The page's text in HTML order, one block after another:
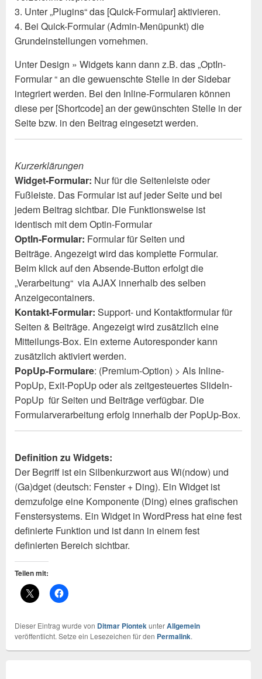
3. Unter „Plugins“ das [Quick-Formular] aktivieren.
4. Bei Quick-Formular (Admin-Menüpunkt) die
Grundeinstellungen vornehmen.
Unter Design » Widgets kann dann z.B. das „OptIn-
Formular “ an die gewuenschte Stelle in der Sidebar
integriert werden. Bei den Inline-Formularen können
diese per [Shortcode] an der gewünschten Stelle in der
Seite bzw. in den Beitrag eingesetzt werden.
Kurzerklärungen
Widget-Formular: Nur für die Seitenleiste oder
Fußleiste. Das Formular ist auf jeder Seite und bei
jedem Beitrag sichtbar. Die Funktionsweise ist
identisch mit dem Optin-Formular
OptIn-Formular: Formular für Seiten und
Beiträge. Angezeigt wird das komplette Formular.
Beim klick auf den Absende-Button erfolgt die
„Verarbeitung“ via AJAX innerhalb des selben
Anzeigecontainers.
Kontakt-Formular: Support- und Kontaktformular für
Seiten & Beiträge. Angezeigt wird zusätzlich eine
Mitteilungs-Box. Ein externe Autoresponder kann
zusätzlich aktiviert werden.
PopUp-Formulare: (Premium-Option) > Als Inline-
PopUp, Exit-PopUp oder als zeitgesteuertes SlideIn-
PopUp für Seiten und Beiträge verfügbar. Die
Formularverarbeitung erfolg innerhalb der PopUp-Box.
Definition zu Widgets:
Der Begriff ist ein Silbenkurzwort aus Wi(ndow) und
(Ga)dget (deutsch: Fenster + Ding). Ein Widget ist
demzufolge eine Komponente (Ding) eines grafischen
Fenstersystems. Ein Widget in WordPress hat eine fest
definierte Funktion und ist dann in einem fest
definierten Bereich sichtbar.
Teilen mit:
Dieser Eintrag wurde von Ditmar PiontekunterAllgemein
veröffentlicht. Setze ein Lesezeichen für den Permalink.